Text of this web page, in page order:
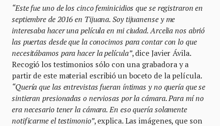
“Este fue uno de los cinco feminicidios que se registraron en
septiembre de 2016 en Tijuana. Soy tijuanense y me
interesaba hacer una película en mi ciudad. Arcelia nos abrió
las puertas desde que la conocimos para contar con lo que
necesitábamos para hacer la película”, dice Javier Ávila.
Recogió los testimonios sólo con una grabadora y a
partir de este material escribió un boceto de la película.
“Quería que las entrevistas fueran íntimas y no quería que se
sintieran presionadas o nerviosas por la cámara. Para mí no
era necesario tener la cámara. En eso quería solamente
notificarme el testimonio”, explica. Las imágenes, que son